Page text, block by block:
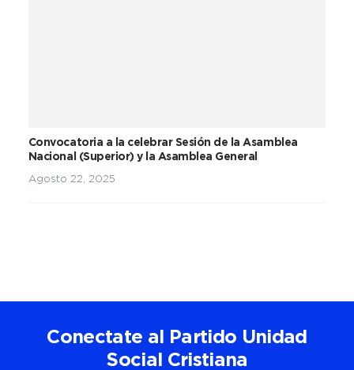
Convocatoria a la celebrar Sesión de la Asamblea
Nacional (Superior) y la Asamblea General
Agosto 22, 2025
Conectate al Partido Unidad
Social Cristiana